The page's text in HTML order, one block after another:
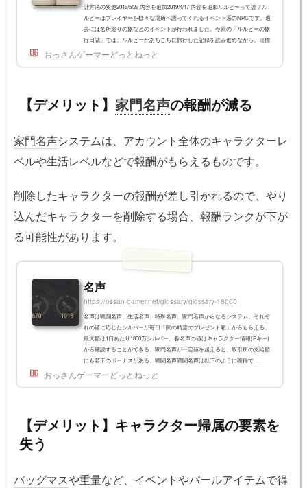
計方法の変更2019/5/29 内容を追加2019/4/17 内容を追加ルルピーって誰？ル
ルピーはプレイヤーを様々な場所へ誘ってくれるイベント系のNPCです。過
去には名所巡りの旅などのイベントが行われました。今回の「ルルピーの旅
行日誌」では、ルルピーがあちこちに旅行した記録を読み進めながら、目標
を達成していくコンテンツとなっています。ルルピーの旅行日誌の発生条件
おっさんゲーマーどっとねっと
【デメリット】 家門名声の報酬が減る
家門名声システムは、アカウント全体のキャラクターレ
ベルや生活レベルなどで報酬がもらえるものです。
削除したキャラクターの報酬が差し引かれるので、やり
込んだキャラクターを削除する場合、報酬ランクが下が
る可能性があります。
名声
https://ossan-gamer.net/glossary/glossary-18060
名声は戦闘名声、生活名声、特殊名声、家門名声からなるシステム。それぞ
れの値に応じたシルバーが毎日「闇の精霊のプレゼント箱」からもらえる。
最大額は1日あたり1800万シルバー。各名声の値はキャラクター情報(Pキー)
から確認することができる。家門名声が一定値を超えると、取引所の支給額
にも若干のボーナスがある。戦闘名声戦闘名声は以下のように獲得で ...
おっさんゲーマーどっとねっと
【デメリット】キャラクター帰属の要素を
失う
バッグマスや重量など、イベントやパールアイテムで得